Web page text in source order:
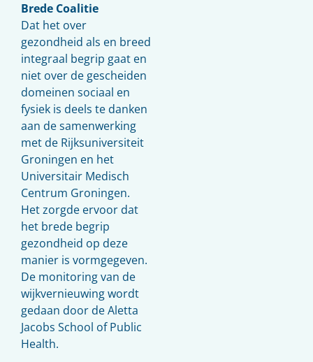
Brede Coalitie
Dat het over
gezondheid als en breed
integraal begrip gaat en
niet over de gescheiden
domeinen sociaal en
fysiek is deels te danken
aan de samenwerking
met de Rijksuniversiteit
Groningen en het
Universitair Medisch
Centrum Groningen.
Het zorgde ervoor dat
het brede begrip
gezondheid op deze
manier is vormgegeven.
De monitoring van de
wijkvernieuwing wordt
gedaan door de Aletta
Jacobs School of Public
Health.